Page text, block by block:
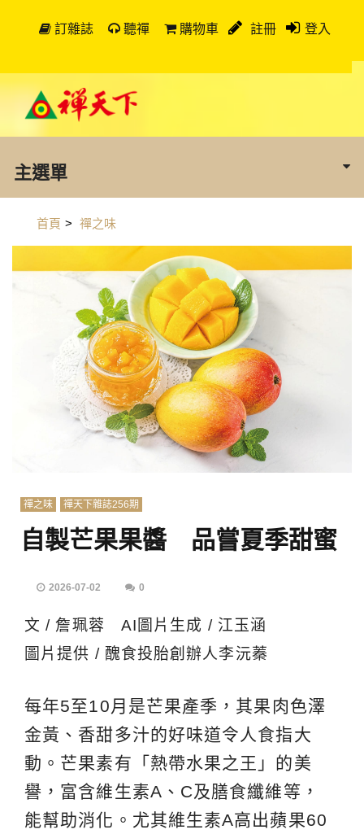
訂雜誌 聽禪 購物車 註冊 登入
主選單
首頁 > 禪之味
禪之味 禪天下雜誌256期
自製芒果果醬 品嘗夏季甜蜜
2026-07-02 0
文 / 詹珮蓉 AI圖片生成 / 江玉涵
圖片提供 / 醜食投胎創辦人李沅蓁
每年5至10月是芒果產季，其果肉色澤
金黃、香甜多汁的好味道令人食指大
動。芒果素有「熱帶水果之王」的美
譽，富含維生素A、C及膳食纖維等，
能幫助消化。尤其維生素A高出蘋果60